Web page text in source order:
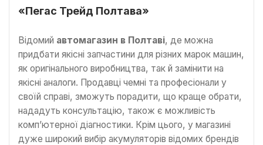
«Пегас Трейд Полтава»
Відомий автомагазин в Полтаві, де можна
придбати якісні запчастини для різних марок машин,
як оригінального виробництва, так й замінити на
якісні аналоги. Продавці чемні та професіонали у
своїй справі, зможуть порадити, що краще обрати,
нададуть консультацію, також є можливість
комп’ютерної діагностики. Крім цього, у магазині
дуже широкий вибір акумуляторів відомих брендів